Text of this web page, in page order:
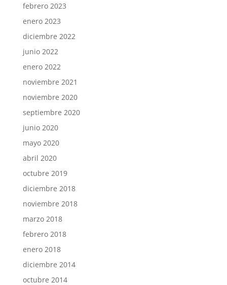
febrero 2023
enero 2023
diciembre 2022
junio 2022
enero 2022
noviembre 2021
noviembre 2020
septiembre 2020
junio 2020
mayo 2020
abril 2020
octubre 2019
diciembre 2018
noviembre 2018
marzo 2018
febrero 2018
enero 2018
diciembre 2014
octubre 2014